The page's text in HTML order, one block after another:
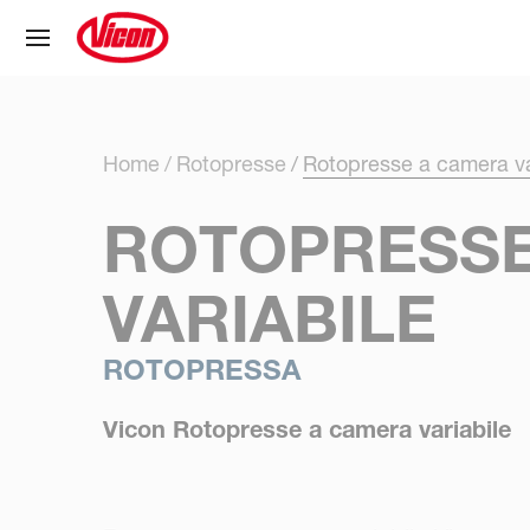
Home Rotopresse Rotopresse a camera
VARIABILE
ROTOPRESSA
Vicon Rotopresse a camera variabile
Pannello di gestione dei cookies